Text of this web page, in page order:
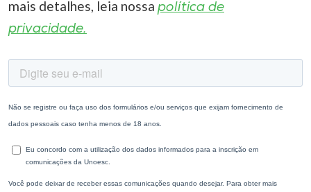
mais detalhes, leia nossa política de
privacidade.